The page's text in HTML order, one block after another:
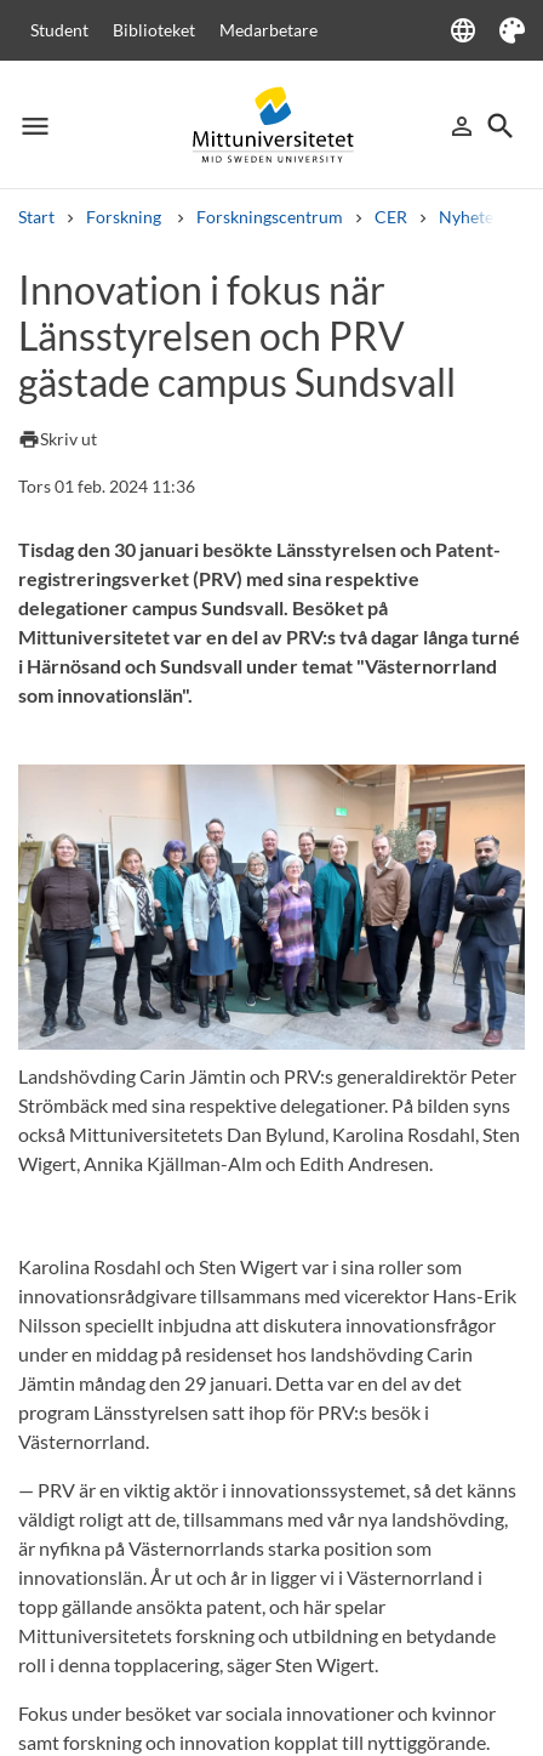
Student Biblioteket Medarbetare language
Language
Tema
menu
Meny person_outline
Logga in
search
Sök
Start Forskning Forskningscentrum CER Nyheter från
Andra söktjänster
Kurser och programKursplaner Välkomstbrev
Lediga jobb
Innovation i fokus när
Länsstyrelsen och PRV
gästade campus Sundsvall
printSkriv ut
Tors 01 feb. 2024 11:36
Tisdag den 30 januari besökte Länsstyrelsen och Patent-
registreringsverket (PRV) med sina respektive
delegationer campus Sundsvall. Besöket på
Mittuniversitetet var en del av PRV:s två dagar långa turné
i Härnösand och Sundsvall under temat "Västernorrland
som innovationslän".
Landshövding Carin Jämtin och PRV:s generaldirektör Peter
Strömbäck med sina respektive delegationer. På bilden syns
också Mittuniversitetets Dan Bylund, Karolina Rosdahl, Sten
Wigert, Annika Kjällman-Alm och Edith Andresen.
Karolina Rosdahl och Sten Wigert var i sina roller som
innovationsrådgivare tillsammans med vicerektor Hans-Erik
Nilsson speciellt inbjudna att diskutera innovationsfrågor
under en middag på residenset hos landshövding Carin
Jämtin måndag den 29 januari. Detta var en del av det
program Länsstyrelsen satt ihop för PRV:s besök i
Västernorrland.
— PRV är en viktig aktör i innovationssystemet, så det känns
väldigt roligt att de, tillsammans med vår nya landshövding,
är nyfikna på Västernorrlands starka position som
innovationslän. År ut och år in ligger vi i Västernorrland i
topp gällande ansökta patent, och här spelar
Mittuniversitetets forskning och utbildning en betydande
roll i denna topplacering, säger Sten Wigert.
Fokus under besöket var sociala innovationer och kvinnor
samt forskning och innovation kopplat till nyttiggörande.